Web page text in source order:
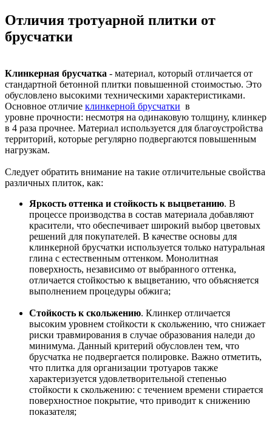
Отличия тротуарной плитки от
брусчатки
Клинкерная брусчатка - материал, который отличается от
стандартной бетонной плитки повышенной стоимостью. Это
обусловлено высокими техническими характеристиками.
Основное отличие клинкерной брусчатки в
уровне прочности: несмотря на одинаковую толщину, клинкер
в 4 раза прочнее. Материал используется для благоустройства
территорий, которые регулярно подвергаются повышенным
нагрузкам.
Следует обратить внимание на такие отличительные свойства
различных плиток, как:
Яркость оттенка и стойкость к выцветанию. В
процессе производства в состав материала добавляют
красители, что обеспечивает широкий выбор цветовых
решений для покупателей. В качестве основы для
клинкерной брусчатки используется только натуральная
глина с естественным оттенком. Монолитная
поверхность, независимо от выбранного оттенка,
отличается стойкостью к выцветанию, что объясняется
выполнением процедуры обжига;
Стойкость к скольжению. Клинкер отличается
высоким уровнем стойкости к скольжению, что снижает
риски травмирования в случае образования наледи до
минимума. Данный критерий обусловлен тем, что
брусчатка не подвергается полировке. Важно отметить,
что плитка для организации тротуаров также
характеризуется удовлетворительной степенью
стойкости к скольжению: с течением времени стирается
поверхностное покрытие, что приводит к снижению
показателя;